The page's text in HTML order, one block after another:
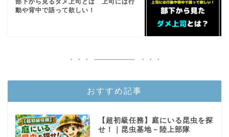
動や背中で語って欲しい！
おすすめ記事
【超初級任務】庭にいる昆虫を探
せ！｜昆虫基地－陸上部隊